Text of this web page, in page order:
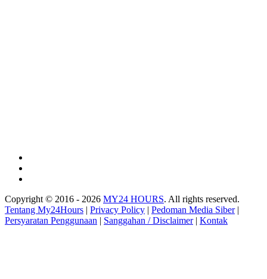
Copyright © 2016 - 2026 MY24 HOURS. All rights reserved.
Tentang My24Hours | Privacy Policy | Pedoman Media Siber|
Persyaratan Penggunaan | Sanggahan / Disclaimer| Kontak